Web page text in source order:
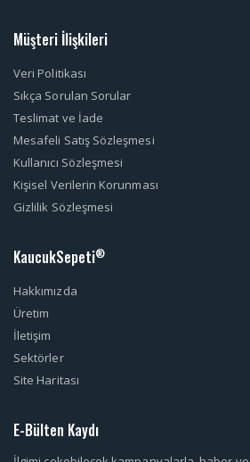
Müşteri İlişkileri
Veri Politikası
Sıkça Sorulan Sorular
Teslimat ve İade
Mesafeli Satış Sözleşmesi
Kullanıcı Sözleşmesi
Kişisel Verilerin Korunması
Gizlilik Sözleşmesi
KaucukSepeti®
Hakkımızda
Üretim
İletişim
Sektörler
Site Haritası
E-Bülten Kaydı